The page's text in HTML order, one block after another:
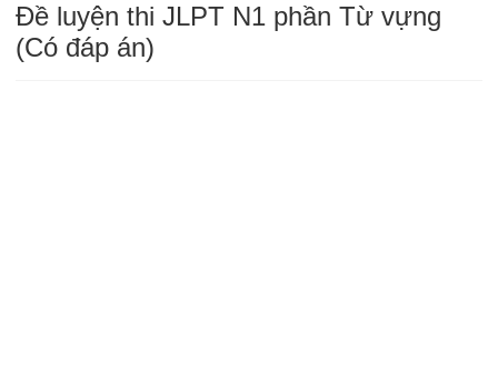
Đề luyện thi JLPT N1 phần Từ vựng
(Có đáp án)